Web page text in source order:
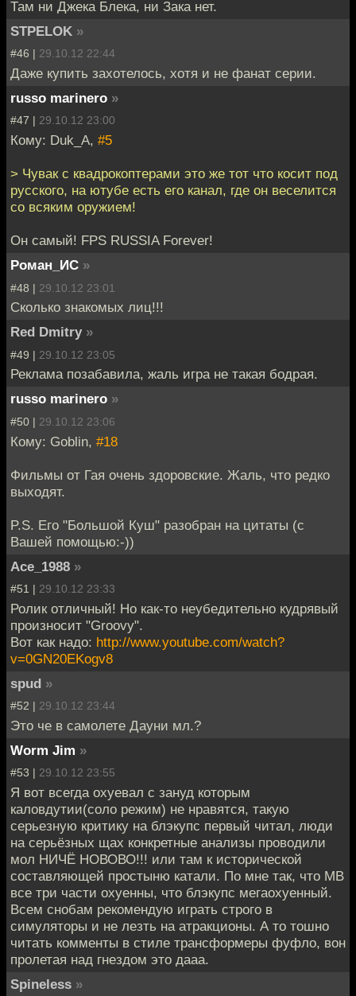
Там ни Джека Блека, ни Зака нет.
STPELOK »
#46 | 29.10.12 22:44
Даже купить захотелось, хотя и не фанат серии.
russo marinero »
#47 | 29.10.12 23:00
Кому: Duk_A, #5
> Чувак с квадрокоптерами это же тот что косит под
русского, на ютубе есть его канал, где он веселится
со всяким оружием!
Он самый! FPS RUSSIA Forever!
Роман_ИС »
#48 | 29.10.12 23:01
Сколько знакомых лиц!!!
Red Dmitry »
#49 | 29.10.12 23:05
Реклама позабавила, жаль игра не такая бодрая.
russo marinero »
#50 | 29.10.12 23:06
Кому: Goblin, #18
Фильмы от Гая очень здоровские. Жаль, что редко
выходят.
P.S. Его "Большой Куш" разобран на цитаты (с
Вашей помощью:-))
Ace_1988 »
#51 | 29.10.12 23:33
Ролик отличный! Но как-то неубедительно кудрявый
произносит "Groovy".
Вот как надо: http://www.youtube.com/watch?
v=0GN20EKogv8
spud »
#52 | 29.10.12 23:44
Это че в самолете Дауни мл.?
Worm Jim »
#53 | 29.10.12 23:55
Я вот всегда охуевал с зануд которым
каловдутии(соло режим) не нравятся, такую
серьезную критику на блэкупс первый читал, люди
на серьёзных щах конкретные анализы проводили
мол НИЧЁ НОВОВО!!! или там к исторической
составляющей простыню катали. По мне так, что МВ
все три части охуенны, что блэкупс мегаохуенный.
Всем снобам рекомендую играть строго в
симуляторы и не лезть на атракционы. А то тошно
читать комменты в стиле трансформеры фуфло, вон
пролетая над гнездом это дааа.
Spineless »